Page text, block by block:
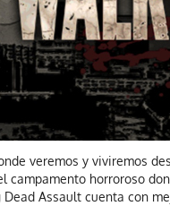
veremos y viviremos
campamento horroroso
Assault cuenta con